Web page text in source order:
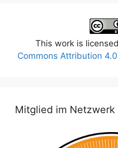
This work is
Commons Attribution
Mitglied im Netzwerk